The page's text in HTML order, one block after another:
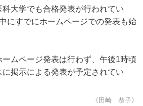
大学でも合格発表が行われてい
にすでにホームページでの発表も始
ムページ発表は行わず、午後1時頃
掲示による発表が予定されてい
《田崎 恭子》